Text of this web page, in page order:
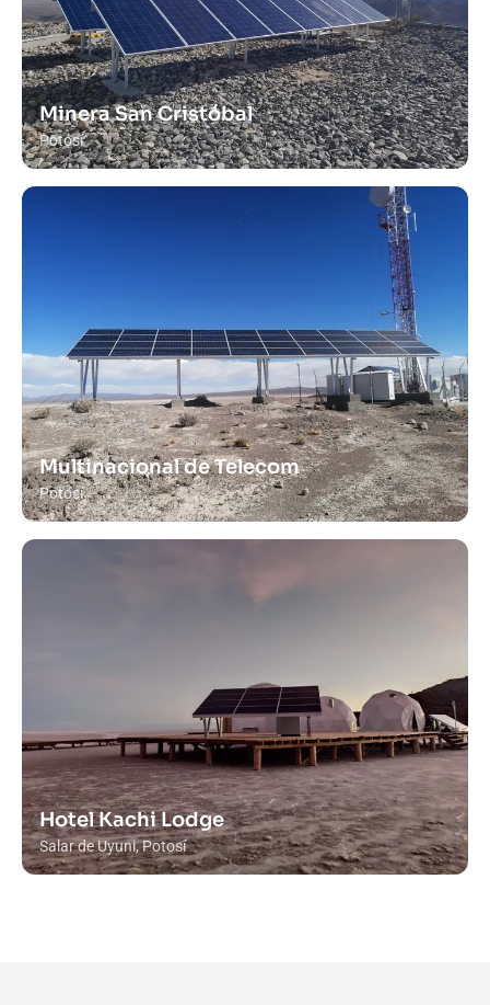
Minera San Cristóbal
Potosí
Multinacional de Telecom
Potosí
Hotel Kachi Lodge
Salar de Uyuni, Potosí